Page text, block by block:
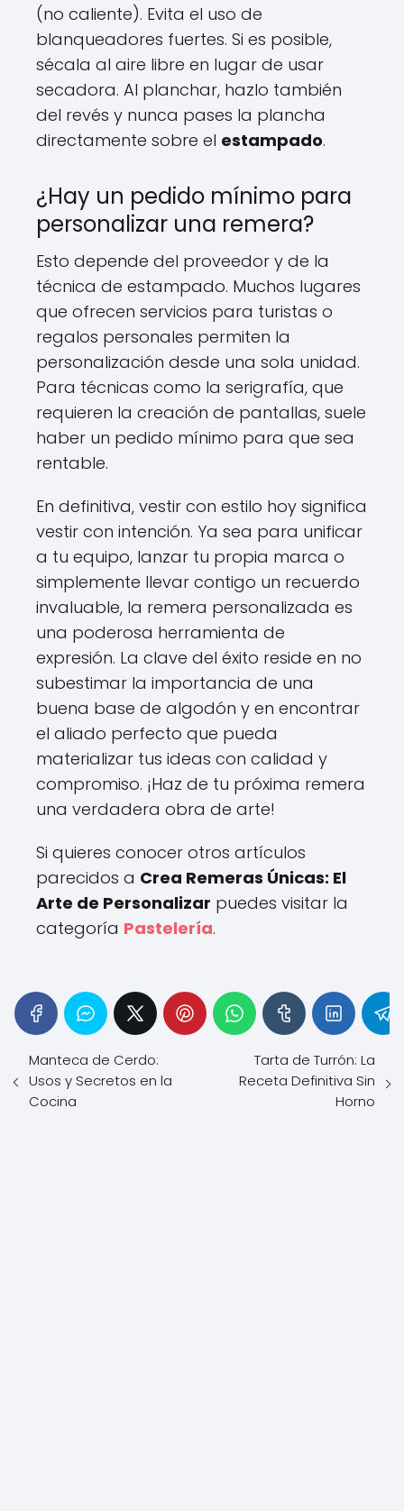
(no caliente). Evita el uso de
blanqueadores fuertes. Si es posible,
sécala al aire libre en lugar de usar
secadora. Al planchar, hazlo también
del revés y nunca pases la plancha
directamente sobre el estampado.
¿Hay un pedido mínimo para
personalizar una remera?
Esto depende del proveedor y de la
técnica de estampado. Muchos lugares
que ofrecen servicios para turistas o
regalos personales permiten la
personalización desde una sola unidad.
Para técnicas como la serigrafía, que
requieren la creación de pantallas, suele
haber un pedido mínimo para que sea
rentable.
En definitiva, vestir con estilo hoy significa
vestir con intención. Ya sea para unificar
a tu equipo, lanzar tu propia marca o
simplemente llevar contigo un recuerdo
invaluable, la remera personalizada es
una poderosa herramienta de
expresión. La clave del éxito reside en no
subestimar la importancia de una
buena base de algodón y en encontrar
el aliado perfecto que pueda
materializar tus ideas con calidad y
compromiso. ¡Haz de tu próxima remera
una verdadera obra de arte!
Si quieres conocer otros artículos
parecidos a Crea Remeras Únicas: El
Arte de Personalizar puedes visitar la
categoría Pastelería.
Manteca de Cerdo:
Usos y Secretos en la
Cocina
Tarta de Turrón: La
Receta Definitiva Sin
Horno